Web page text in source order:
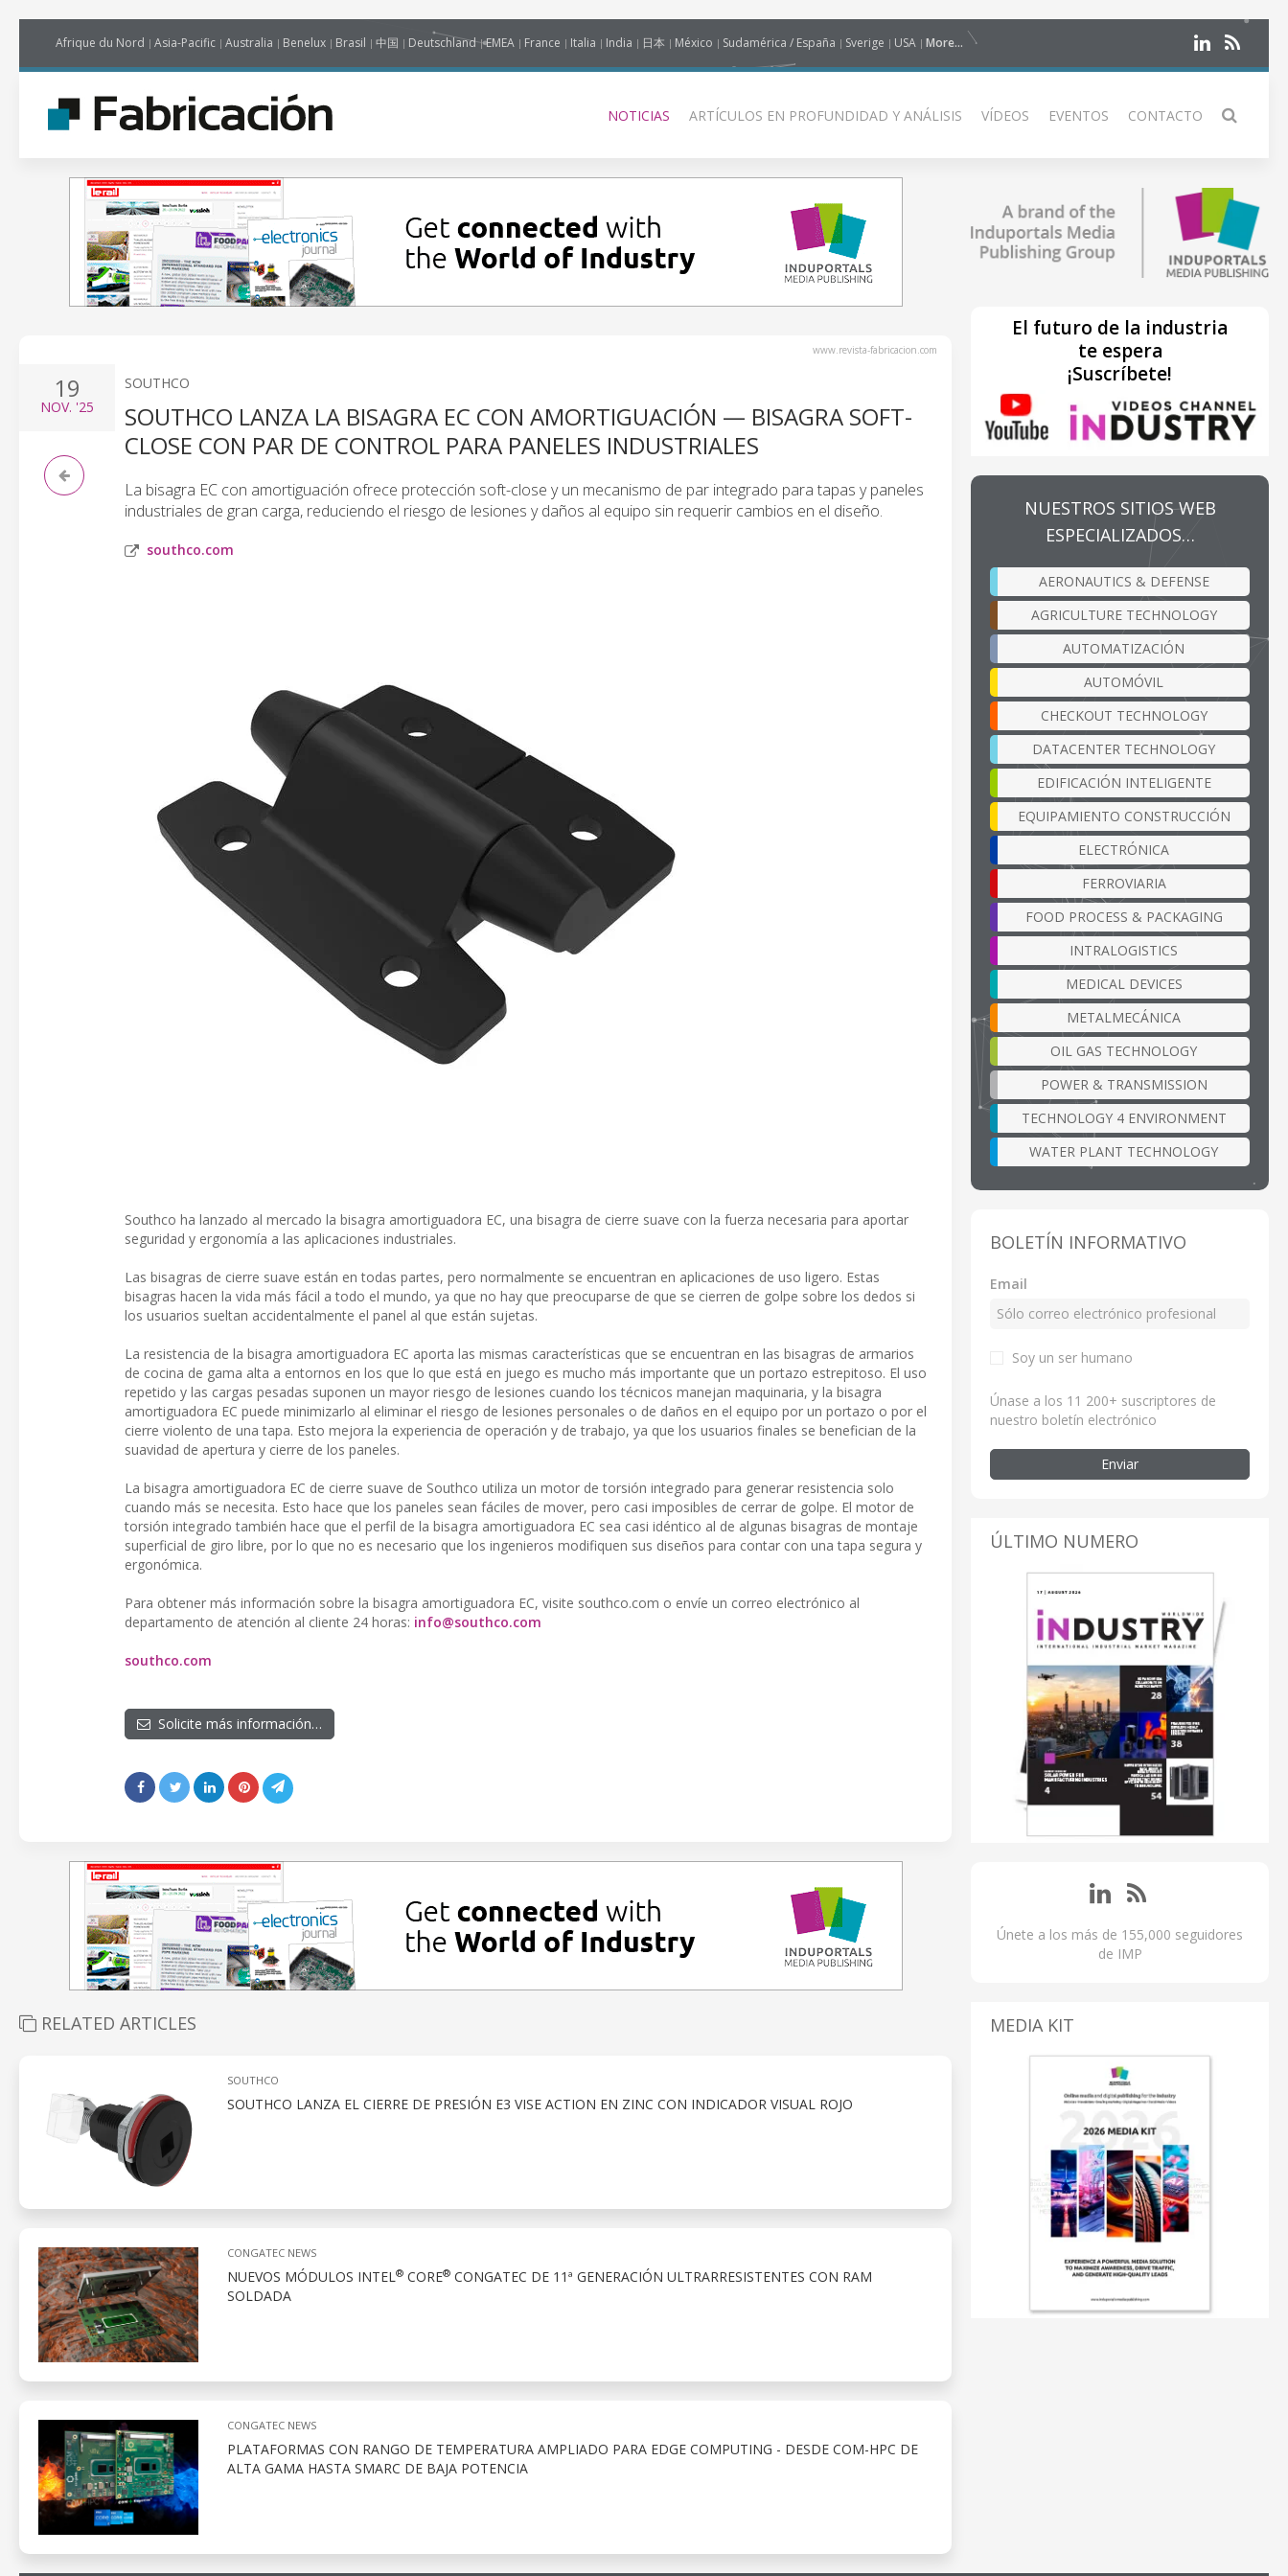
Afrique du Nord Asia-Pacific Australia Benelux Brasil 中国 Deutschland EMEA France Italia India 日本 México Sudamérica / España Sverige USA More...
NOTICIAS ARTÍCULOS EN PROFUNDIDAD Y ANÁLISIS VÍDEOS EVENTOS CONTACTO
www.revista-fabricacion.com
19
NOV. '25
SOUTHCO
SOUTHCO LANZA LA BISAGRA EC CON AMORTIGUACIÓN — BISAGRA SOFT-
CLOSE CON PAR DE CONTROL PARA PANELES INDUSTRIALES
La bisagra EC con amortiguación ofrece protección soft-close y un mecanismo de par integrado para tapas y paneles
industriales de gran carga, reduciendo el riesgo de lesiones y daños al equipo sin requerir cambios en el diseño.
southco.com
Southco ha lanzado al mercado la bisagra amortiguadora EC, una bisagra de cierre suave con la fuerza necesaria para aportar
seguridad y ergonomía a las aplicaciones industriales.
Las bisagras de cierre suave están en todas partes, pero normalmente se encuentran en aplicaciones de uso ligero. Estas
bisagras hacen la vida más fácil a todo el mundo, ya que no hay que preocuparse de que se cierren de golpe sobre los dedos si
los usuarios sueltan accidentalmente el panel al que están sujetas.
La resistencia de la bisagra amortiguadora EC aporta las mismas características que se encuentran en las bisagras de armarios
de cocina de gama alta a entornos en los que lo que está en juego es mucho más importante que un portazo estrepitoso. El uso
repetido y las cargas pesadas suponen un mayor riesgo de lesiones cuando los técnicos manejan maquinaria, y la bisagra
amortiguadora EC puede minimizarlo al eliminar el riesgo de lesiones personales o de daños en el equipo por un portazo o por el
cierre violento de una tapa. Esto mejora la experiencia de operación y de trabajo, ya que los usuarios finales se benefician de la
suavidad de apertura y cierre de los paneles.
La bisagra amortiguadora EC de cierre suave de Southco utiliza un motor de torsión integrado para generar resistencia solo
cuando más se necesita. Esto hace que los paneles sean fáciles de mover, pero casi imposibles de cerrar de golpe. El motor de
torsión integrado también hace que el perfil de la bisagra amortiguadora EC sea casi idéntico al de algunas bisagras de montaje
superficial de giro libre, por lo que no es necesario que los ingenieros modifiquen sus diseños para contar con una tapa segura y
ergonómica.
Para obtener más información sobre la bisagra amortiguadora EC, visite southco.com o envíe un correo electrónico al
departamento de atención al cliente 24 horas: info@southco.com
southco.com
Solicite más información…
RELATED ARTICLES
SOUTHCO
SOUTHCO LANZA EL CIERRE DE PRESIÓN E3 VISE ACTION EN ZINC CON INDICADOR VISUAL ROJO
CONGATEC NEWS
NUEVOS MÓDULOS INTEL®CORE®CONGATEC DE 11ª GENERACIÓN ULTRARRESISTENTES CON RAM
SOLDADA
CONGATEC NEWS
PLATAFORMAS CON RANGO DE TEMPERATURA AMPLIADO PARA EDGE COMPUTING - DESDE COM-HPC DE
ALTA GAMA HASTA SMARC DE BAJA POTENCIA
El futuro de la industria
te espera
¡Suscríbete!
NUESTROS SITIOS WEB
ESPECIALIZADOS…
AERONAUTICS & DEFENSE
AGRICULTURE TECHNOLOGY
AUTOMATIZACIÓN
AUTOMÓVIL
CHECKOUT TECHNOLOGY
DATACENTER TECHNOLOGY
EDIFICACIÓN INTELIGENTE
EQUIPAMIENTO CONSTRUCCIÓN
ELECTRÓNICA
FERROVIARIA
FOOD PROCESS & PACKAGING
INTRALOGISTICS
MEDICAL DEVICES
METALMECÁNICA
OIL GAS TECHNOLOGY
POWER & TRANSMISSION
TECHNOLOGY 4 ENVIRONMENT
WATER PLANT TECHNOLOGY
BOLETÍN INFORMATIVO
Email
Soy un ser humano
Únase a los 11 200+ suscriptores de
nuestro boletín electrónico
Enviar
ÚLTIMO NUMERO
Únete a los más de 155,000 seguidores
de IMP
MEDIA KIT